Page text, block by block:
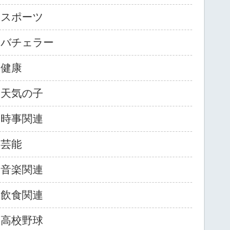
スポーツ
バチェラー
健康
天気の子
時事関連
芸能
音楽関連
飲食関連
高校野球